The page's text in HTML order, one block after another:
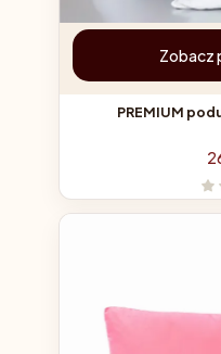
Zobacz
PREMIUM